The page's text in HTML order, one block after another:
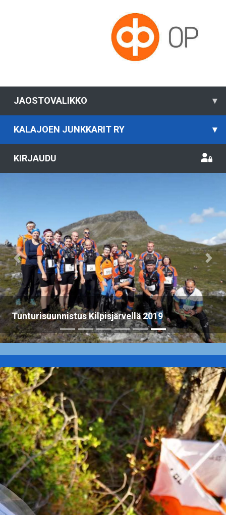
JAOSTOVALIKKO ▾
KALAJOEN JUNKKARIT RY ▾
KIRJAUDU
Tunturisuunnistus Kilpisjärvellä 2019
Previous